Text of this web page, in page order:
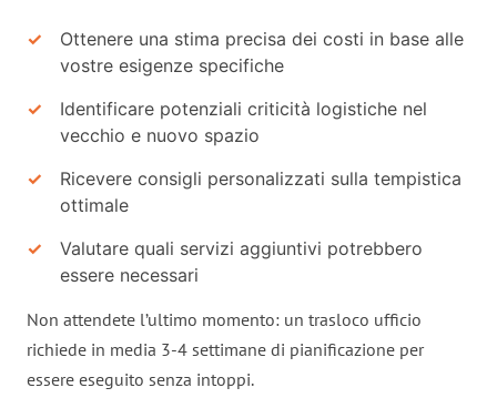
Ottenere una stima precisa dei costi in base alle
vostre esigenze specifiche
Identificare potenziali criticità logistiche nel
vecchio e nuovo spazio
Ricevere consigli personalizzati sulla tempistica
ottimale
Valutare quali servizi aggiuntivi potrebbero
essere necessari
Non attendete l’ultimo momento: un trasloco ufficio
richiede in media 3-4 settimane di pianificazione per
essere eseguito senza intoppi.